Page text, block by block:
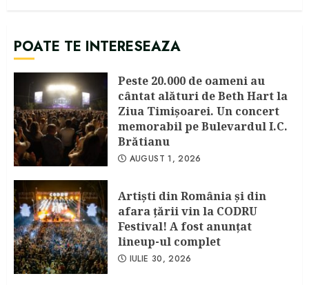
POATE TE INTERESEAZA
Peste 20.000 de oameni au
cântat alături de Beth Hart la
Ziua Timișoarei. Un concert
memorabil pe Bulevardul I.C.
Brătianu
AUGUST 1, 2026
Artişti din România şi din
afara ţării vin la CODRU
Festival! A fost anunţat
lineup-ul complet
IULIE 30, 2026